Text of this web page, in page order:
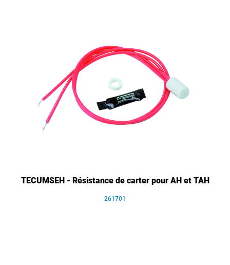
TECUMSEH - Résistance de carter pour AH et TAH
261701